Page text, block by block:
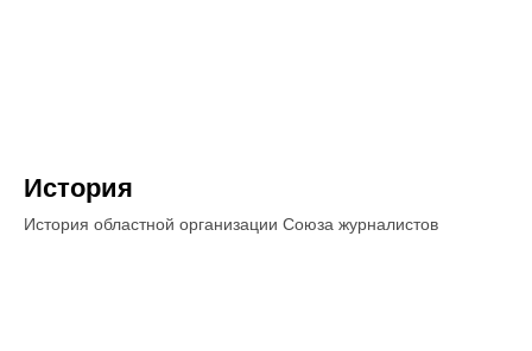
История
История областной организации Союза журналистов